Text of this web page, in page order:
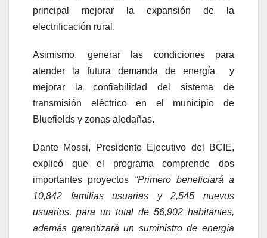
principal mejorar la expansión de la
electrificación rural.
Asimismo, generar las condiciones para
atender la futura demanda de energía y
mejorar la confiabilidad del sistema de
transmisión eléctrico en el municipio de
Bluefields y zonas aledañas.
Dante Mossi, Presidente Ejecutivo del BCIE,
explicó que el programa comprende dos
importantes proyectos “Primero beneficiará a
10,842 familias usuarias y 2,545 nuevos
usuarios, para un total de 56,902 habitantes,
además garantizará un suministro de energía